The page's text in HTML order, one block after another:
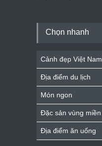
Chọn nhanh
Cảnh đẹp Việt Nam
Địa điểm du lịch
Món ngon
Đặc sản vùng miền
Địa điểm ăn uống